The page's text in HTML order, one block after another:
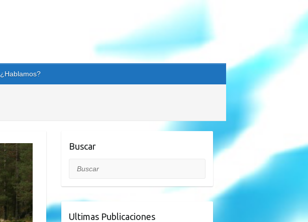
¿Hablamos?
Buscar
Buscar
Ultimas Publicaciones